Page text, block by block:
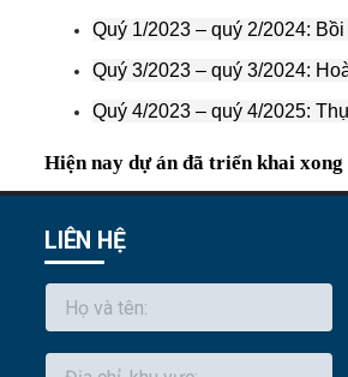
Quý 1/2023 – quý 2/2024:
Quý 3/2023 – quý 3/2024:
Quý 4/2023 – quý 4/2025:
Hiện nay dự án đã triển khai
LIÊN HỆ